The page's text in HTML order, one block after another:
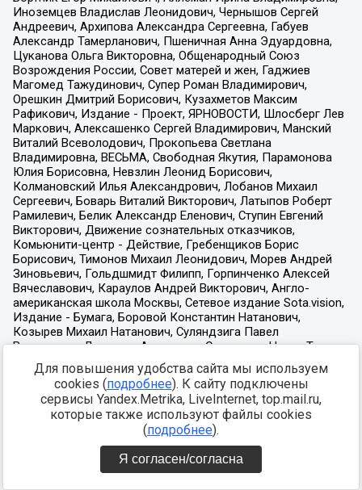
Для повышения удобства сайта мы используем
cookies (подробнее). К сайту подключены
сервисы Yandex.Metrika, LiveInternet, top.mail.ru,
которые также используют файлы cookies
(подробнее).
Я согласен/согласна